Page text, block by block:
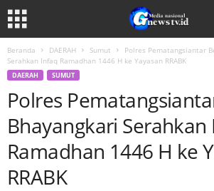
Beranda DAERAH Sumut
Polres Pematangsiantar
Serahkan Infaq Ramadhan 1446 H ke Yayasan RRABK
DAERAH SUMUT
Polres
Bhayangkari Serahkan
Ramadhan 1446 H ke
RRABK